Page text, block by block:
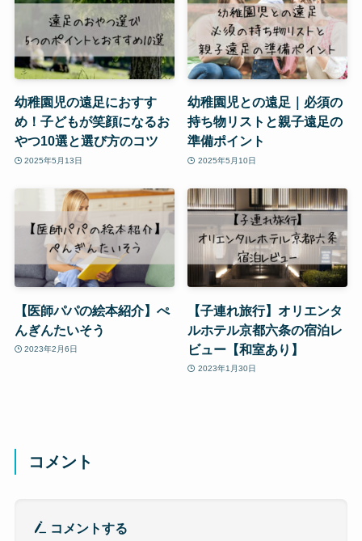
幼稚園児の遠足におすす
め！子どもが笑顔になるお
やつ10選と選び方のコツ
2025年5月13日
幼稚園児との遠足｜必須の
持ち物リストと親子遠足の
準備ポイント
2025年5月10日
【医師パパの絵本紹介】ぺ
んぎんたいそう
2023年2月6日
【子連れ旅行】オリエンタ
ルホテル京都六条の宿泊レ
ビュー【和室あり】
2023年1月30日
コメント
コメントする